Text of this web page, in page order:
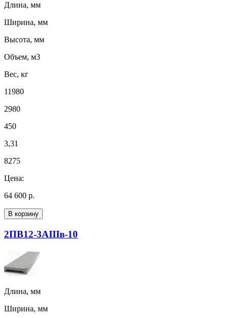
Длина, мм
Ширина, мм
Высота, мм
Объем, м3
Вес, кг
11980
2980
450
3,31
8275
Цена:
64 600 р.
В корзину
2ПВ12-3АIIIв-10
Длина, мм
Ширина, мм